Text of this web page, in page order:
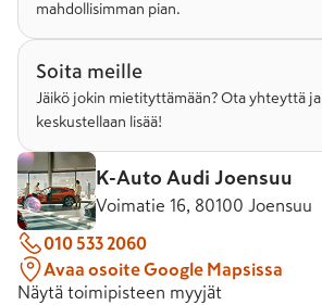
mahdollisimman pian.
Soita meille
Jäikö jokin mietityttämään? Ota yhteyttä ja
keskustellaan lisää!
K-Auto Audi Joensuu
Voimatie 16, 80100 Joensuu
010 533 2060
Avaa osoite Google Mapsissa
Näytä toimipisteen myyjät